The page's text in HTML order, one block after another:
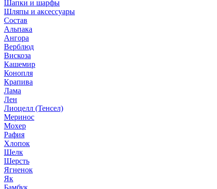
Шапки и шарфы
Шляпы и аксессуары
Состав
Альпака
Ангора
Верблюд
Вискоза
Кашемир
Конопля
Крапива
Лама
Лен
Лиоцелл (Тенсел)
Меринос
Мохер
Рафия
Хлопок
Шелк
Шерсть
Ягненок
Як
Бамбук